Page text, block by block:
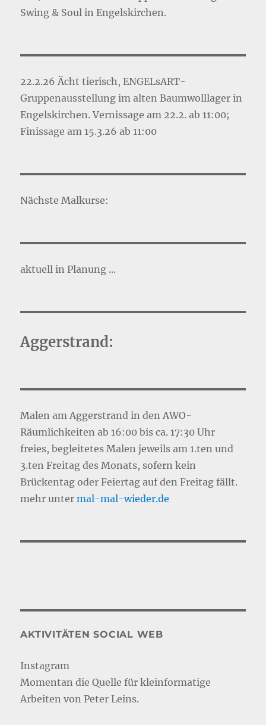
Swing & Soul in Engelskirchen.
22.2.26 Ächt tierisch, ENGELsART-
Gruppenausstellung im alten Baumwolllager in
Engelskirchen. Vernissage am 22.2. ab 11:00;
Finissage am 15.3.26 ab 11:00
Nächste Malkurse:
aktuell in Planung ...
Aggerstrand:
Malen am Aggerstrand in den AWO-
Räumlichkeiten ab 16:00 bis ca. 17:30 Uhr
freies, begleitetes Malen jeweils am 1.ten und
3.ten Freitag des Monats, sofern kein
Brückentag oder Feiertag auf den Freitag fällt.
mehr untermal-mal-wieder.de
AKTIVITÄTEN SOCIAL WEB
Instagram
Momentan die Quelle für kleinformatige
Arbeiten von Peter Leins.